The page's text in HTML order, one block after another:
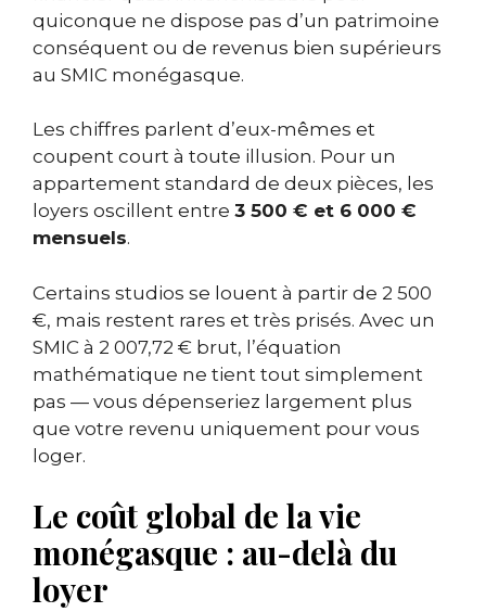
quiconque ne dispose pas d’un patrimoine
conséquent ou de revenus bien supérieurs
au SMIC monégasque.
Les chiffres parlent d’eux-mêmes et
coupent court à toute illusion. Pour un
appartement standard de deux pièces, les
loyers oscillent entre 3 500 € et 6 000 €
mensuels.
Certains studios se louent à partir de 2 500
€, mais restent rares et très prisés. Avec un
SMIC à 2 007,72 € brut, l’équation
mathématique ne tient tout simplement
pas — vous dépenseriez largement plus
que votre revenu uniquement pour vous
loger.
Le coût global de la vie
monégasque : au-delà du
loyer